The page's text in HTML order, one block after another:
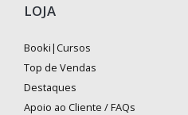
LOJA
Booki|Cursos
Top de Vendas
Destaques
Apoio ao Cliente / FAQs